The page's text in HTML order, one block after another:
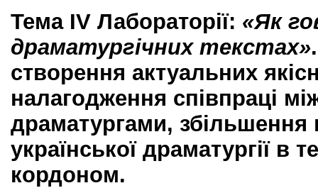
Тема ІV Лабораторії: «Як
драматургічних текстах»
створення актуальних
налагодження співпраці
драматургами, збільшення
української драматургії в
кордоном.